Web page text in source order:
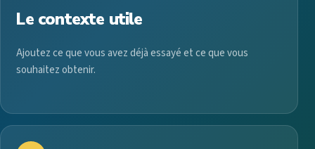
Le contexte utile
Ajoutez ce que vous avez déjà essayé et ce que vous
souhaitez obtenir.